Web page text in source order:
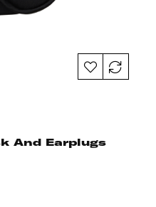
And Earplugs